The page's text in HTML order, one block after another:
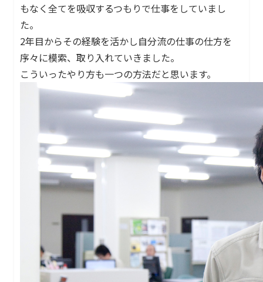
もなく全てを吸収するつもりで仕事をしていまし
た。
2年目からその経験を活かし自分流の仕事の仕方を
序々に模索、取り入れていきました。
こういったやり方も一つの方法だと思います。